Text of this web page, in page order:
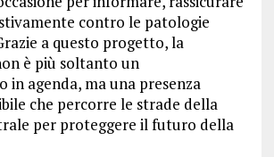
contro le patologie
a questo progetto, la
è più soltanto un
in agenda, ma una presenza
che percorre le strade della
per proteggere il futuro della